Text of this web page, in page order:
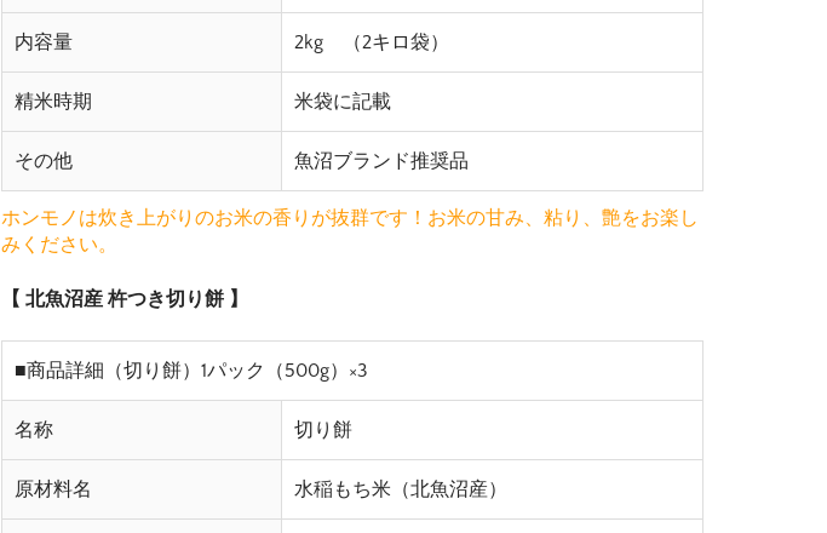
内容量 2kg （2キロ袋）
精米時期 米袋に記載
その他 魚沼ブランド推奨品
ホンモノは炊き上がりのお米の香りが抜群です！お米の甘み、粘り、艶をお楽し
みください。
【 北魚沼産 杵つき切り餅 】
■商品詳細（切り餅）1パック（500g）×3
名称 切り餅
原材料名 水稲もち米（北魚沼産）